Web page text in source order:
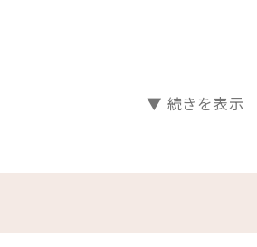
用無料 ⇒ 5：00～22：00（最終受
～22：00
は、時期により営業時間が変更
▼ 続きを表示